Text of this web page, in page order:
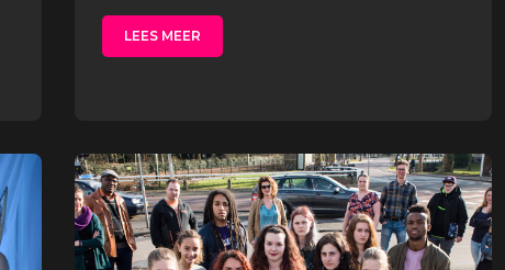
LEES MEER